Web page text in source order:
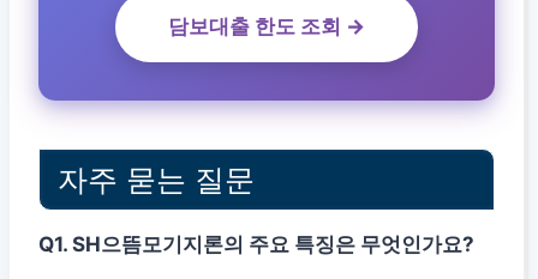
담보대출 한도 조회 →
자주 묻는 질문
Q1. SH으뜸모기지론의 주요 특징은 무엇인가요?